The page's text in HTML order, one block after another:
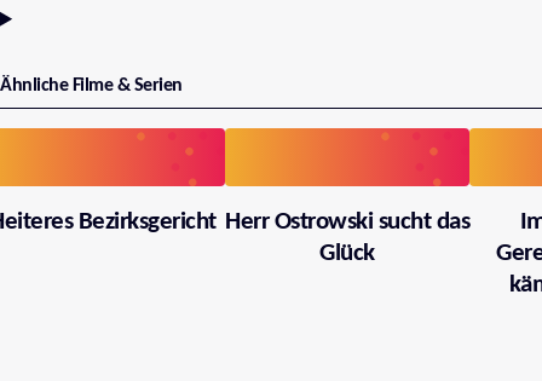
Ähnliche Filme & Serien
Bezirksgericht Herr Ostrowski sucht das
Glück